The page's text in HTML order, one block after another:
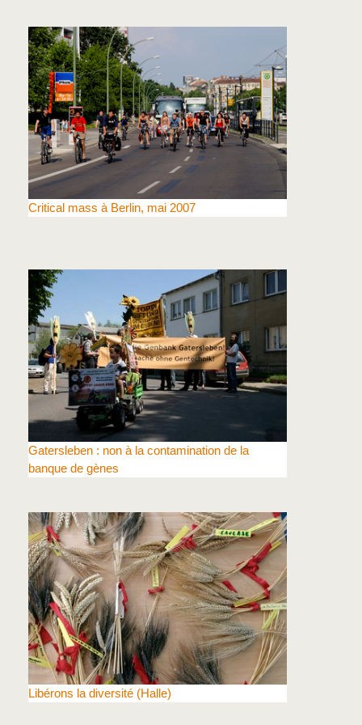
Critical mass à Berlin, mai 2007
Gatersleben : non à la contamination de la
banque de gènes
Libérons la diversité (Halle)